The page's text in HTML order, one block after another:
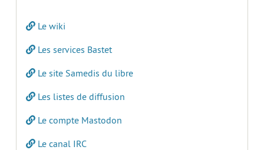
Le wiki
Les services Bastet
Le site Samedis du libre
Les listes de diffusion
Le compte Mastodon
Le canal IRC